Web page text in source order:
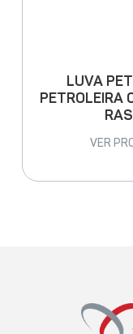
LUVA
PETROLEIRA
VER